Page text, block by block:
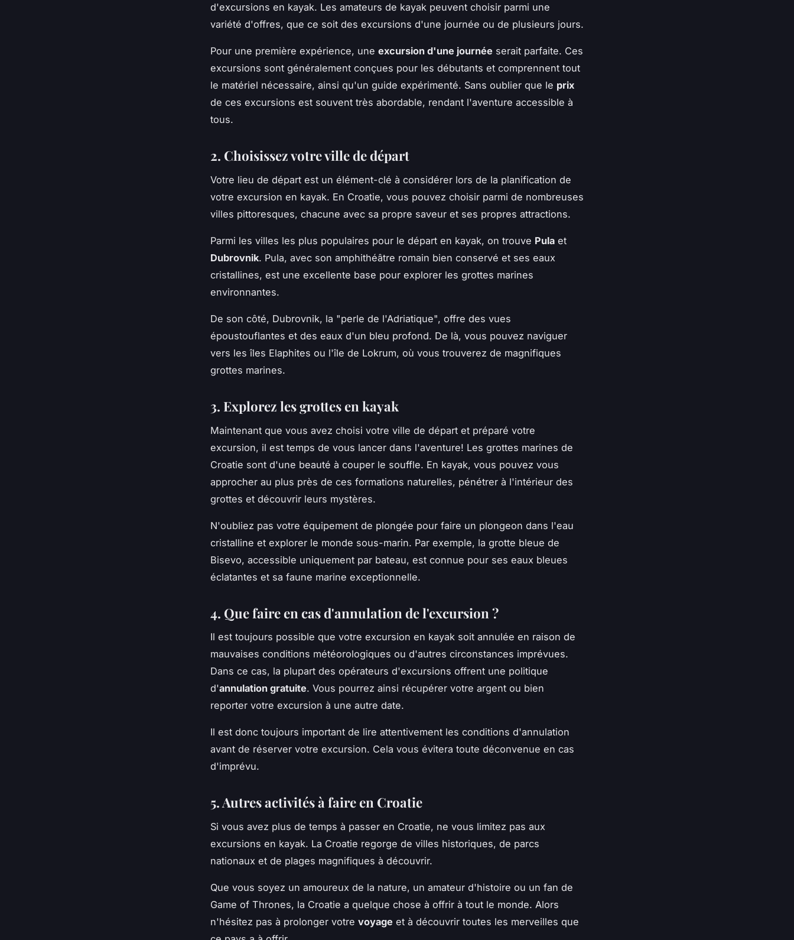
d'excursions en kayak. Les amateurs de kayak peuvent choisir parmi une
variété d'offres, que ce soit des excursions d'une journée ou de plusieurs jours.
Pour une première expérience, une excursion d'une journée serait parfaite. Ces
excursions sont généralement conçues pour les débutants et comprennent tout
le matériel nécessaire, ainsi qu'un guide expérimenté. Sans oublier que le prix
de ces excursions est souvent très abordable, rendant l'aventure accessible à
tous.
2. Choisissez votre ville de départ
Votre lieu de départ est un élément-clé à considérer lors de la planification de
votre excursion en kayak. En Croatie, vous pouvez choisir parmi de nombreuses
villes pittoresques, chacune avec sa propre saveur et ses propres attractions.
Parmi les villes les plus populaires pour le départ en kayak, on trouve Pula et
Dubrovnik. Pula, avec son amphithéâtre romain bien conservé et ses eaux
cristallines, est une excellente base pour explorer les grottes marines
environnantes.
De son côté, Dubrovnik, la "perle de l'Adriatique", offre des vues
époustouflantes et des eaux d'un bleu profond. De là, vous pouvez naviguer
vers les îles Elaphites ou l'île de Lokrum, où vous trouverez de magnifiques
grottes marines.
3. Explorez les grottes en kayak
Maintenant que vous avez choisi votre ville de départ et préparé votre
excursion, il est temps de vous lancer dans l'aventure! Les grottes marines de
Croatie sont d'une beauté à couper le souffle. En kayak, vous pouvez vous
approcher au plus près de ces formations naturelles, pénétrer à l'intérieur des
grottes et découvrir leurs mystères.
N'oubliez pas votre équipement de plongée pour faire un plongeon dans l'eau
cristalline et explorer le monde sous-marin. Par exemple, la grotte bleue de
Bisevo, accessible uniquement par bateau, est connue pour ses eaux bleues
éclatantes et sa faune marine exceptionnelle.
4. Que faire en cas d'annulation de l'excursion ?
Il est toujours possible que votre excursion en kayak soit annulée en raison de
mauvaises conditions météorologiques ou d'autres circonstances imprévues.
Dans ce cas, la plupart des opérateurs d'excursions offrent une politique
d'annulation gratuite. Vous pourrez ainsi récupérer votre argent ou bien
reporter votre excursion à une autre date.
Il est donc toujours important de lire attentivement les conditions d'annulation
avant de réserver votre excursion. Cela vous évitera toute déconvenue en cas
d'imprévu.
5. Autres activités à faire en Croatie
Si vous avez plus de temps à passer en Croatie, ne vous limitez pas aux
excursions en kayak. La Croatie regorge de villes historiques, de parcs
nationaux et de plages magnifiques à découvrir.
Que vous soyez un amoureux de la nature, un amateur d'histoire ou un fan de
Game of Thrones, la Croatie a quelque chose à offrir à tout le monde. Alors
n'hésitez pas à prolonger votre voyage et à découvrir toutes les merveilles que